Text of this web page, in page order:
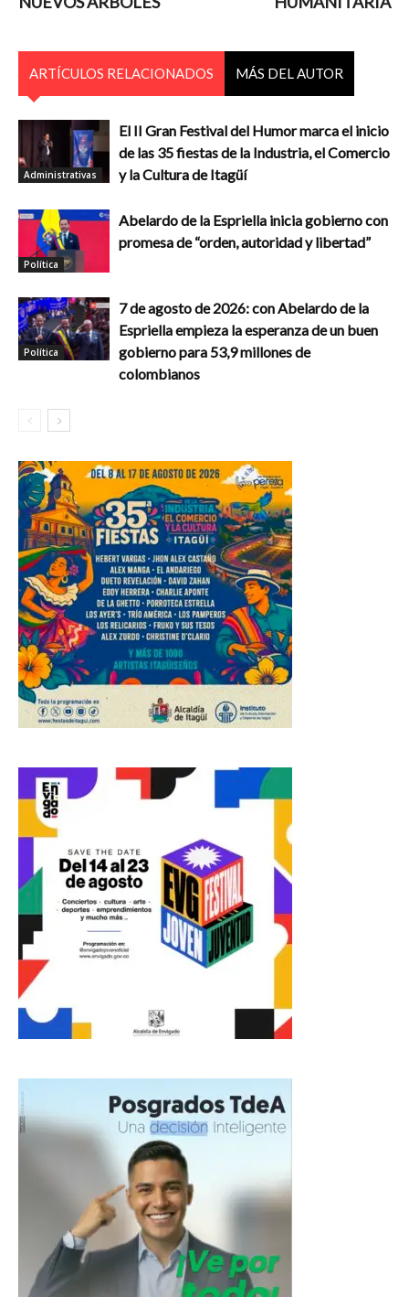
ARTÍCULOS RELACIONADOS MÁS DEL AUTOR
Administrativas
El II Gran Festival del Humor marca el inicio
de las 35 fiestas de la Industria, el Comercio
y la Cultura de Itagüí
Política
Abelardo de la Espriella inicia gobierno con
promesa de “orden, autoridad y libertad”
Política
7 de agosto de 2026: con Abelardo de la
Espriella empieza la esperanza de un buen
gobierno para 53,9 millones de
colombianos